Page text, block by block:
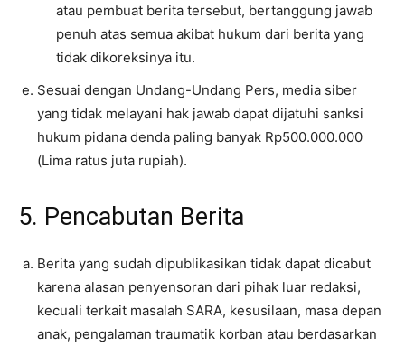
atau pembuat berita tersebut, bertanggung jawab
penuh atas semua akibat hukum dari berita yang
tidak dikoreksinya itu.
Sesuai dengan Undang-Undang Pers, media siber
yang tidak melayani hak jawab dapat dijatuhi sanksi
hukum pidana denda paling banyak Rp500.000.000
(Lima ratus juta rupiah).
5. Pencabutan Berita
Berita yang sudah dipublikasikan tidak dapat dicabut
karena alasan penyensoran dari pihak luar redaksi,
kecuali terkait masalah SARA, kesusilaan, masa depan
anak, pengalaman traumatik korban atau berdasarkan